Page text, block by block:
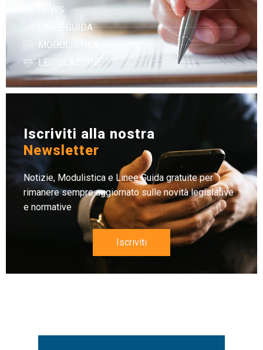
NEWS
LINEE GUIDA
MODULISTICA
LEGISLAZIONE
Iscriviti alla nostra
Newsletter
Notizie, Modulistica e Linee Guida gratuite per
rimanere sempre aggiornato sulle novità legislative
e normative
Iscriviti